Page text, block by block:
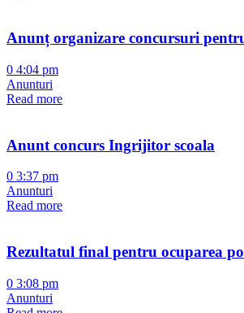
Anunț organizare concursuri
0 4:04 pm
Anunturi
Read more
Anunt concurs Ingrijitor scoala
0 3:37 pm
Anunturi
Read more
Rezultatul final pentru ocuparea
0 3:08 pm
Anunturi